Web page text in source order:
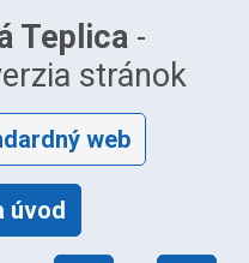
Teplica -
stránok
web
úvod